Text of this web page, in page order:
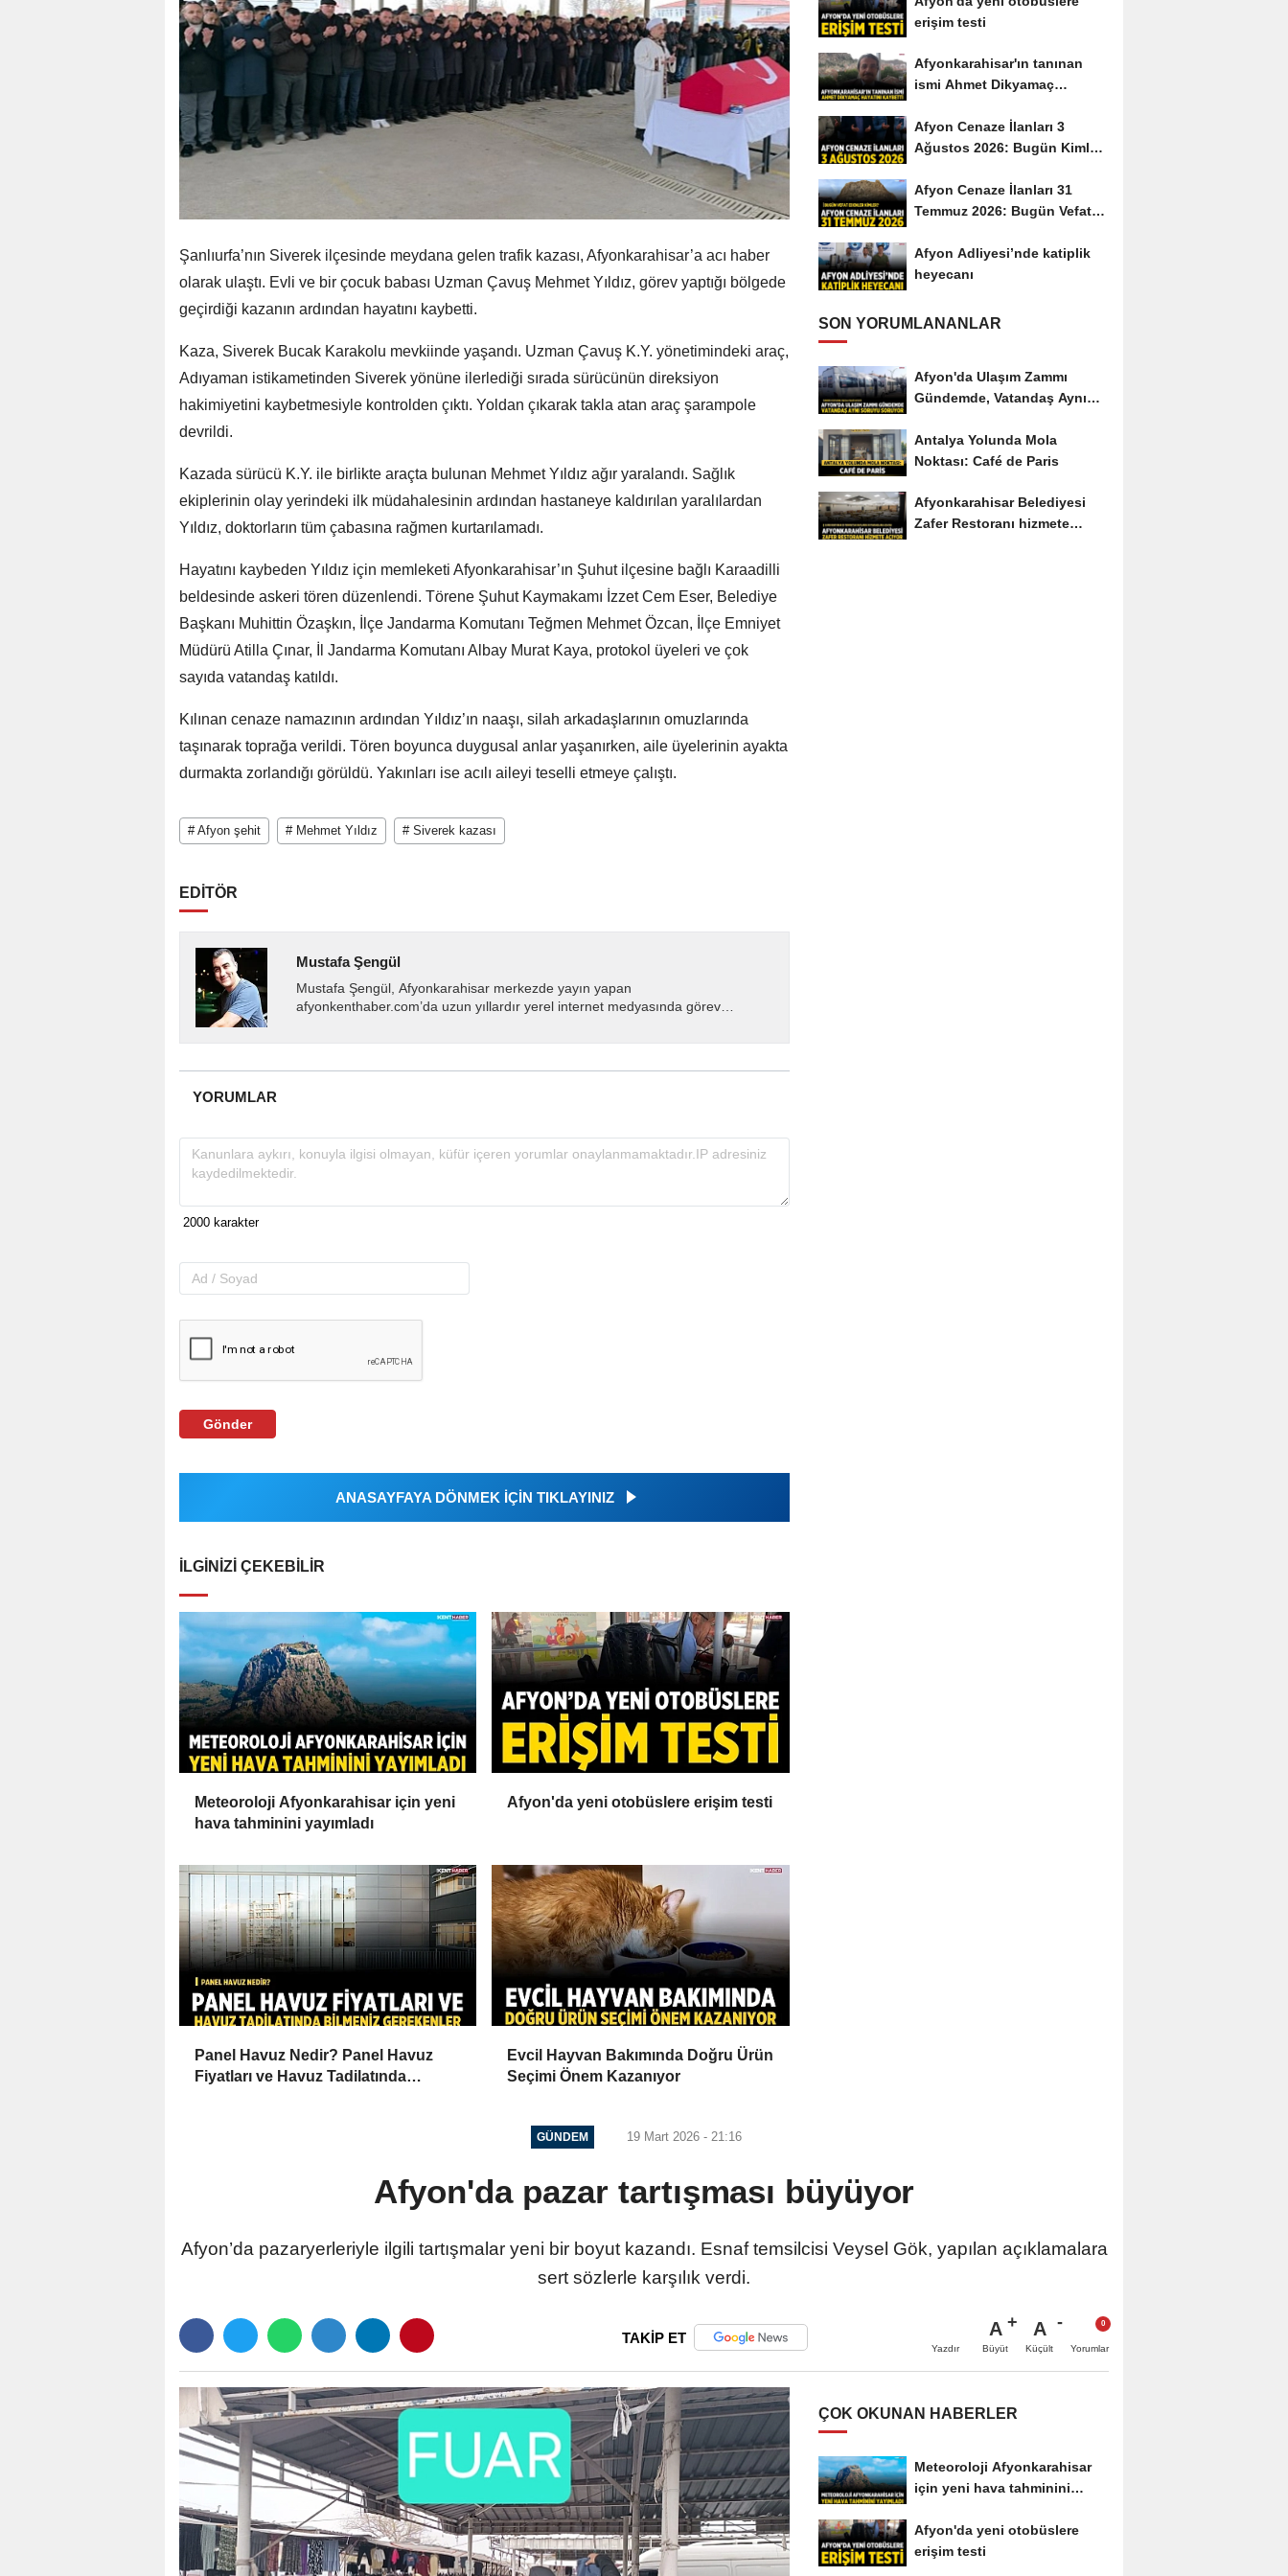
Şanlıurfa’nın Siverek ilçesinde meydana gelen trafik kazası, Afyonkarahisar’a acı haber
olarak ulaştı. Evli ve bir çocuk babası Uzman Çavuş Mehmet Yıldız, görev yaptığı bölgede
geçirdiği kazanın ardından hayatını kaybetti.
Kaza, Siverek Bucak Karakolu mevkiinde yaşandı. Uzman Çavuş K.Y. yönetimindeki araç,
Adıyaman istikametinden Siverek yönüne ilerlediği sırada sürücünün direksiyon
hakimiyetini kaybetmesiyle kontrolden çıktı. Yoldan çıkarak takla atan araç şarampole
devrildi.
Kazada sürücü K.Y. ile birlikte araçta bulunan Mehmet Yıldız ağır yaralandı. Sağlık
ekiplerinin olay yerindeki ilk müdahalesinin ardından hastaneye kaldırılan yaralılardan
Yıldız, doktorların tüm çabasına rağmen kurtarılamadı.
Hayatını kaybeden Yıldız için memleketi Afyonkarahisar’ın Şuhut ilçesine bağlı Karaadilli
beldesinde askeri tören düzenlendi. Törene Şuhut Kaymakamı İzzet Cem Eser, Belediye
Başkanı Muhittin Özaşkın, İlçe Jandarma Komutanı Teğmen Mehmet Özcan, İlçe Emniyet
Müdürü Atilla Çınar, İl Jandarma Komutanı Albay Murat Kaya, protokol üyeleri ve çok
sayıda vatandaş katıldı.
Kılınan cenaze namazının ardından Yıldız’ın naaşı, silah arkadaşlarının omuzlarında
taşınarak toprağa verildi. Tören boyunca duygusal anlar yaşanırken, aile üyelerinin ayakta
durmakta zorlandığı görüldü. Yakınları ise acılı aileyi teselli etmeye çalıştı.
# Afyon şehit # Mehmet Yıldız # Siverek kazası
EDİTÖR
Mustafa Şengül
Mustafa Şengül, Afyonkarahisar merkezde yayın yapan
afyonkenthaber.com’da uzun yıllardır yerel internet medyasında görev
YORUMLAR
Gönder
ANASAYFAYA DÖNMEK İÇİN TIKLAYINIZ
İLGINIZI ÇEKEBILIR
Meteoroloji Afyonkarahisar için yeni
hava tahminini yayımladı
Afyon'da yeni otobüslere erişim testi
Panel Havuz Nedir? Panel Havuz
Fiyatları ve Havuz Tadilatında
Evcil Hayvan Bakımında Doğru Ürün
Seçimi Önem Kazanıyor
erişim testi
Afyonkarahisar'ın tanınan
ismi Ahmet Dikyamaç
Afyon Cenaze İlanları 3
Ağustos 2026: Bugün Kimler
Afyon Cenaze İlanları 31
Temmuz 2026: Bugün Vefat
Afyon Adliyesi’nde katiplik
heyecanı
SON YORUMLANANLAR
Afyon'da Ulaşım Zammı
Gündemde, Vatandaş Aynı
Antalya Yolunda Mola
Noktası: Café de Paris
Afyonkarahisar Belediyesi
Zafer Restoranı hizmete
GÜNDEM 19 Mart 2026 - 21:16
Afyon'da pazar tartışması büyüyor
Afyon’da pazaryerleriyle ilgili tartışmalar yeni bir boyut kazandı. Esnaf temsilcisi Veysel Gök, yapılan açıklamalara
sert sözlerle karşılık verdi.
TAKİP ET
Yazdır
A
Büyüt
A
Küçült Yorumlar
ÇOK OKUNAN HABERLER
Meteoroloji Afyonkarahisar
için yeni hava tahminini
Afyon'da yeni otobüslere
erişim testi